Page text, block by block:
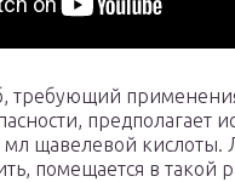
требующий
предполагает
щавелевой кислоты.
помещается в такой